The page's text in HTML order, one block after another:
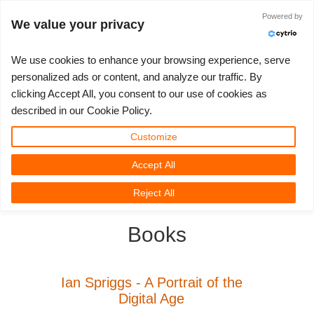
SUPPORT TICKET
Show Tickets
МОЙ REBUS
ControlCenter
Unlimited Render
3D ARTIST OF THE YEAR
2023
2021
КОНКУРСЫ
Creative 3D Lab. Challenge
Memories Challenge
Summer Vibes 3D Challenge
СООБЩЕСТВО
Блог
RebusArt
ПОДДЕРЖКА
Видео пособия
FAQ
ЦЕНЫ
Цены и скидки
Неограниченная аренда рендеринга
3D ПРОГРАММЫ
3ds Max
Maya
НАЧАТЬ
Краткое руководство
TeamManager
Войти
RebusFarm News
3D Community
3D Film News
Books
Ian Spriggs - A Portrait of the
Digital Age
We value your privacy
Powered by
We use cookies to enhance your browsing experience, serve
personalized ads or content, and analyze our traffic. By
clicking Accept All, you consent to our use of cookies as
described in our Cookie Policy.
Customize
Reject All
Accept All